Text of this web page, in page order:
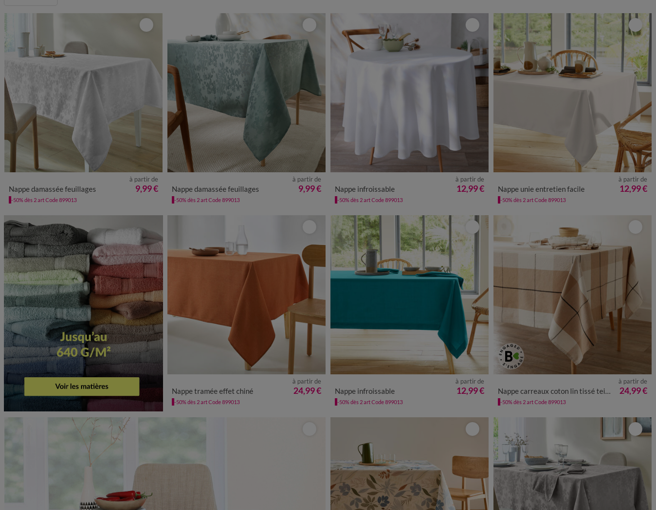
Nappe damassée feuillages
à partir de
9,99 €
-50% dès 2 art Code 899013
Nappe damassée feuillages
à partir de
9,99 €
-50% dès 2 art Code 899013
Nappe infroissable
à partir de
12,99 €
-50% dès 2 art Code 899013
Nappe unie entretien facile
à partir de
12,99 €
-50% dès 2 art Code 899013
Nappe tramée effet chiné
à partir de
24,99 €
-50% dès 2 art Code 899013
Nappe infroissable
à partir de
12,99 €
-50% dès 2 art Code 899013
Nappe carreaux coton lin tissé teint
à partir de
24,99 €
-50% dès 2 art Code 899013